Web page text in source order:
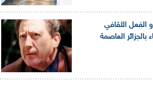
الفعل الثقافي
بالجزائر العاصمة